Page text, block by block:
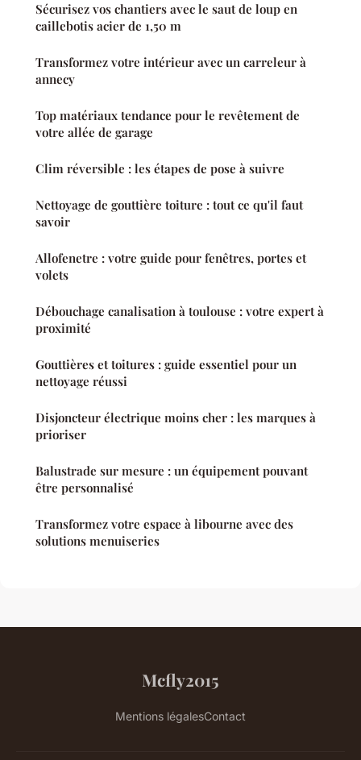
Sécurisez vos chantiers avec le saut de loup en
caillebotis acier de 1,50 m
Transformez votre intérieur avec un carreleur à
annecy
Top matériaux tendance pour le revêtement de
votre allée de garage
Clim réversible : les étapes de pose à suivre
Nettoyage de gouttière toiture : tout ce qu'il faut
savoir
Allofenetre : votre guide pour fenêtres, portes et
volets
Débouchage canalisation à toulouse : votre expert à
proximité
Gouttières et toitures : guide essentiel pour un
nettoyage réussi
Disjoncteur électrique moins cher : les marques à
prioriser
Balustrade sur mesure : un équipement pouvant
être personnalisé
Transformez votre espace à libourne avec des
solutions menuiseries
Mcfly2015
Mentions légalesContact